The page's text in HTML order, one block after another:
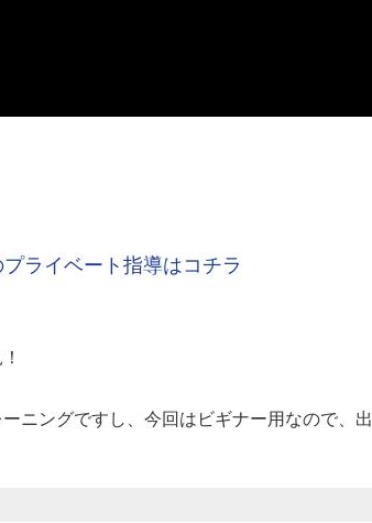
ライベート指導はコチラ
ニングですし、今回はビギナー用なので、出